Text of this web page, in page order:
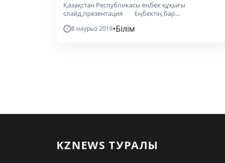
Қазақстан Республикасы еңбек құқығы
слайд,презентация Еңбектің бар...
8 наурыз 2019•Білім
KZNEWS ТУРАЛЫ